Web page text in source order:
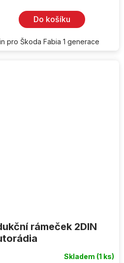
Do košíku
pro Škoda Fabia 1 generace
rámeček 2DIN
Skladem (1 ks)